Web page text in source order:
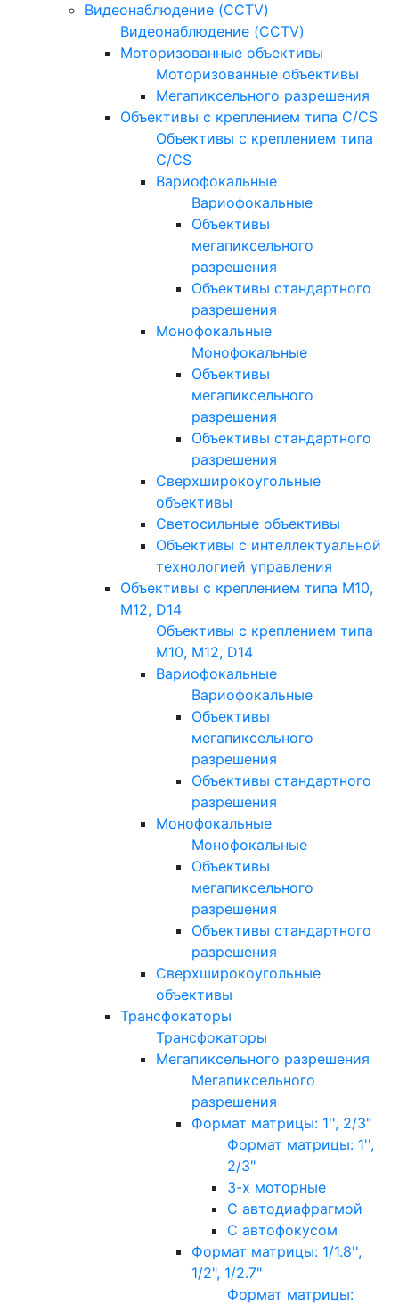
Видеонаблюдение (CCTV)
Видеонаблюдение (CCTV)
Моторизованные объективы
Моторизованные объективы
Мегапиксельного разрешения
Объективы с креплением типа C/CS
Объективы с креплением типа
C/CS
Вариофокальные
Вариофокальные
Объективы
мегапиксельного
разрешения
Объективы стандартного
разрешения
Монофокальные
Монофокальные
Объективы
мегапиксельного
разрешения
Объективы стандартного
разрешения
Сверхширокоугольные
объективы
Светосильные объективы
Объективы с интеллектуальной
технологией управления
Объективы с креплением типа M10,
M12, D14
Объективы с креплением типа
M10, M12, D14
Вариофокальные
Вариофокальные
Объективы
мегапиксельного
разрешения
Объективы стандартного
разрешения
Монофокальные
Монофокальные
Объективы
мегапиксельного
разрешения
Объективы стандартного
разрешения
Сверхширокоугольные
объективы
Трансфокаторы
Трансфокаторы
Мегапиксельного разрешения
Мегапиксельного
разрешения
Формат матрицы: 1'', 2/3"
Формат матрицы: 1'',
2/3"
3-х моторные
С автодиафрагмой
С автофокусом
Формат матрицы: 1/1.8'',
1/2", 1/2.7"
Формат матрицы: